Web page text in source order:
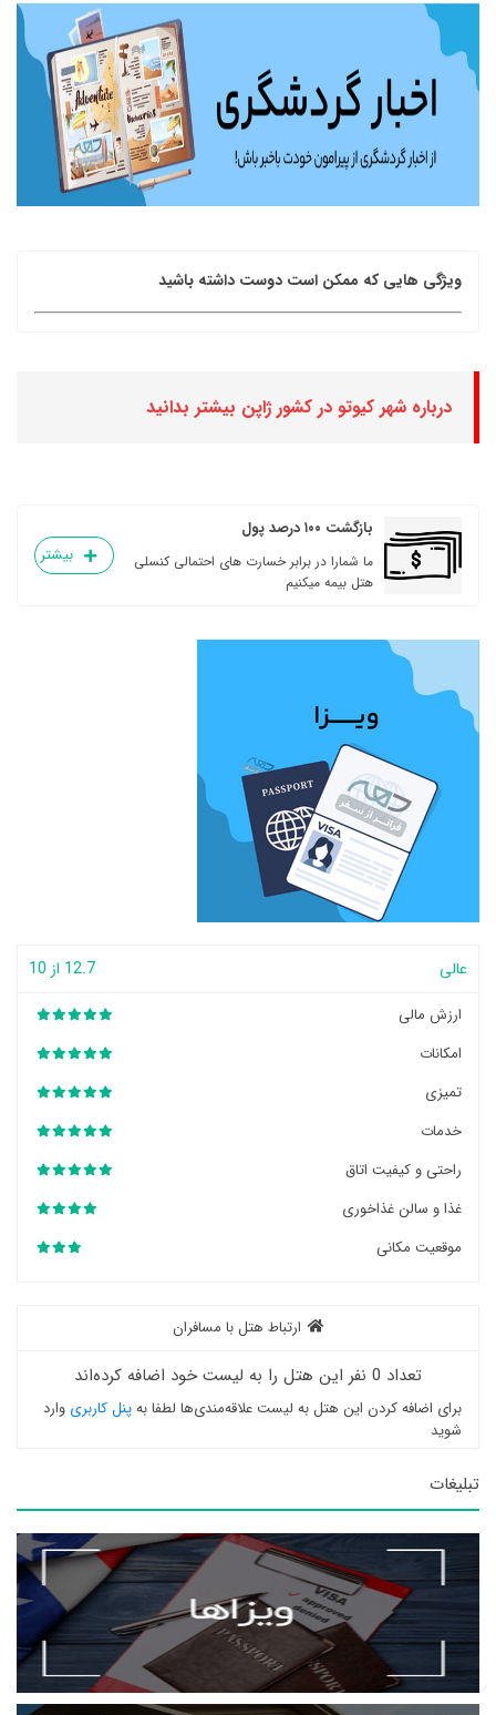
ویژگی هایی که ممکن است دوست داشته باشید
درباره شهر کیوتو در کشور ژاپن بیشتر بدانید
بازگشت ۱۰۰ درصد پول
ما شمارا در برابر خسارت های احتمالی کنسلی
هتل بیمه میکنیم
بیشتر
عالی 12.7 از 10
ارزش مالی
امکانات
تمیزی
خدمات
راحتی و کیفیت اتاق
غذا و سالن غذاخوری
موقعیت مکانی
ارتباط هتل با مسافران
تعداد 0 نفر این هتل را به لیست خود اضافه کرده‌اند
برای اضافه کردن این هتل به لیست علاقه‌مندی‌ها لطفا بهپنل کاربری وارد
شوید
تبلیغات